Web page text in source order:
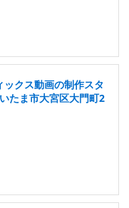
ックス動画の制作スタ
たま市大宮区大門町2